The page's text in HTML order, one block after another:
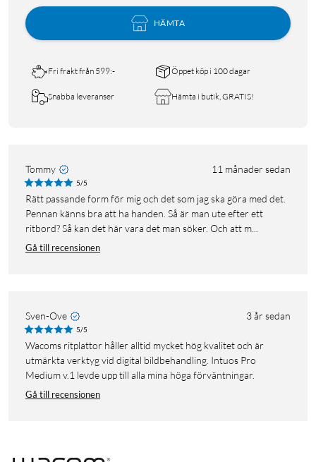
HÄMTA
Fri frakt från 599:- Öppet köp i 100 dagar
Snabba leveranser Hämta i butik, GRATIS!
Tommy 11 månader sedan
5/5
Rätt passande form för mig och det som jag ska göra med det.
Pennan känns bra att ha handen. Så är man ute efter ett
ritbord? Så kan det här vara det man söker. Och att m...
Gå till recensionen
Sven-Ove 3 år sedan
5/5
Wacoms ritplattor håller alltid mycket hög kvalitet och är
utmärkta verktyg vid digital bildbehandling. Intuos Pro
Medium v.1 levde upp till alla mina höga förväntningar.
Gå till recensionen